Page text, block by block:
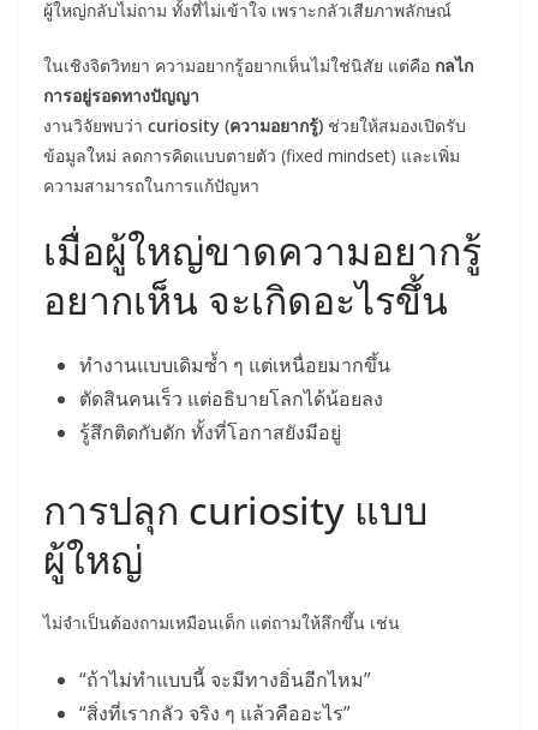
ผู้ใหญ่กลับไม่ถาม ทั้งที่ไม่เข้าใจ เพราะกลัวเสียภาพลักษณ์
ในเชิงจิตวิทยา ความอยากรู้อยากเห็นไม่ใช่นิสัย แต่คือ กลไก
การอยู่รอดทางปัญญา
งานวิจัยพบว่า curiosity (ความอยากรู้) ช่วยให้สมองเปิดรับ
ข้อมูลใหม่ ลดการคิดแบบตายตัว (fixed mindset) และเพิ่ม
ความสามารถในการแก้ปัญหา
เมื่อผู้ใหญ่ขาดความอยากรู้
อยากเห็น จะเกิดอะไรขึ้น
ทำงานแบบเดิมซ้ำ ๆ แต่เหนื่อยมากขึ้น
ตัดสินคนเร็ว แต่อธิบายโลกได้น้อยลง
รู้สึกติดกับดัก ทั้งที่โอกาสยังมีอยู่
การปลุก curiosity แบบ
ผู้ใหญ่
ไม่จำเป็นต้องถามเหมือนเด็ก แต่ถามให้ลึกขึ้น เช่น
“ถ้าไม่ทำแบบนี้ จะมีทางอิ่นอีกไหม”
“สิ่งที่เรากลัว จริง ๆ แล้วคืออะไร”